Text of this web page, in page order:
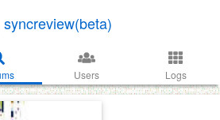
syncreview(beta)
Users Logs